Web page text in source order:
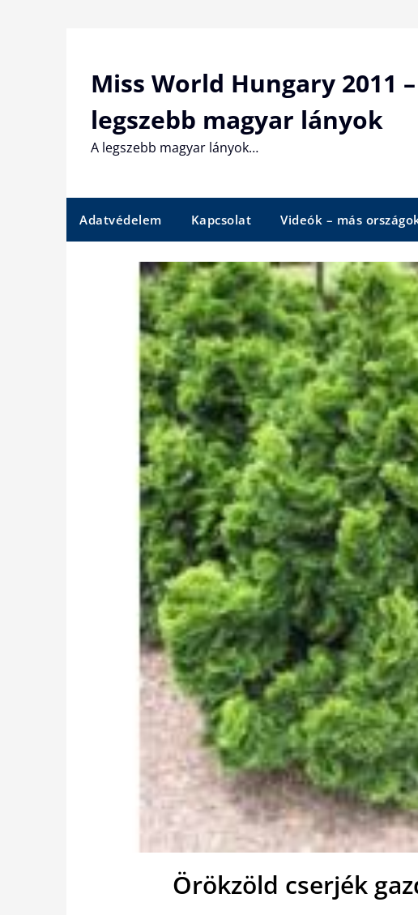
Miss World Hungary 2011
legszebb magyar lányok
A legszebb magyar lányok…
Adatvédelem Kapcsolat Videók – más
Örökzöld cserjék